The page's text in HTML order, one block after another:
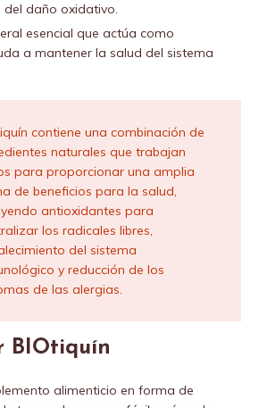
del daño oxidativo.
esencial que actúa como
a mantener la salud del sistema
contiene una combinación de
naturales que trabajan
para proporcionar una amplia
de beneficios para la salud,
antioxidantes para
los radicales libres,
del sistema
y reducción de los
de las alergias.
BIOtiquín
alimenticio en forma de